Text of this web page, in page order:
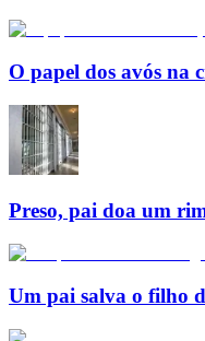
O papel dos avós na
Preso, pai doa um
Um pai salva o filho